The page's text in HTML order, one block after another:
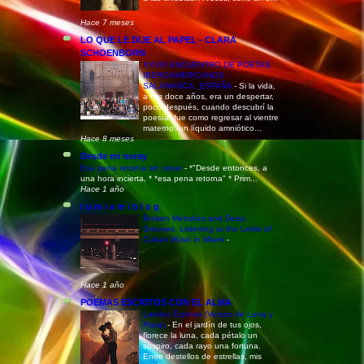
Hace 7 meses
LO QUE LE DIJE AL PAPEL - CLARA
SCHOENBORN
XXVIII ENCUENTRO DE POETAS
IBEROAMERICANOS -
SALAMANCA, ESPAÑA - Si la vida,
a mis doce años, era un despertar,
poco después, cuando descubrí la
poesía, fue como regresar al vientre
materno: un líquido amniótico...
Hace 8 meses
Desde mi noray
Esa pena retorna sin cesar- *"Desde entonces, a
una hora incierta, * *esa pena retorna" * Prim...
Hace 1 año
t u m i a m i b l o g
Broken Melodies and Deep
Grooves: Listening at the Limits of
Cuban Music in Miami -
Hace 1 año
POEMAS ESCRITOS CON EL ALMA
Latidos Eternos (Versos de Luna y
Plata) - En el jardín de tus ojos,
florece la luna, cada pétalo un
suspiro, cada rayo una fortuna.
Entre destellos de estrellas, mis